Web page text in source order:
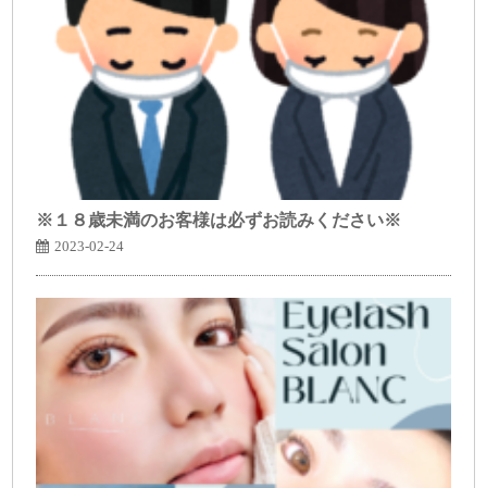
※１８歳未満のお客様は必ずお読みください※
2023-02-24